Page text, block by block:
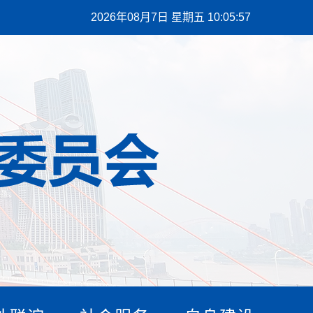
2026年08月7日 星期五 10:05:58